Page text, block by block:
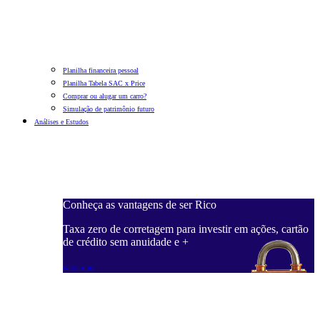
Planilha financeira pessoal
Planilha Tabela SAC x Price
Comprar ou alugar um carro?
Simulação de patrimônio futuro
Análises e Estudos
Conheça as vantagens de ser Rico
Taxa zero de corretagem para investir em ações, cartão
de crédito sem anuidade e +
Saiba mais